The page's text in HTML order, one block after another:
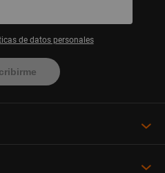
de datos personales